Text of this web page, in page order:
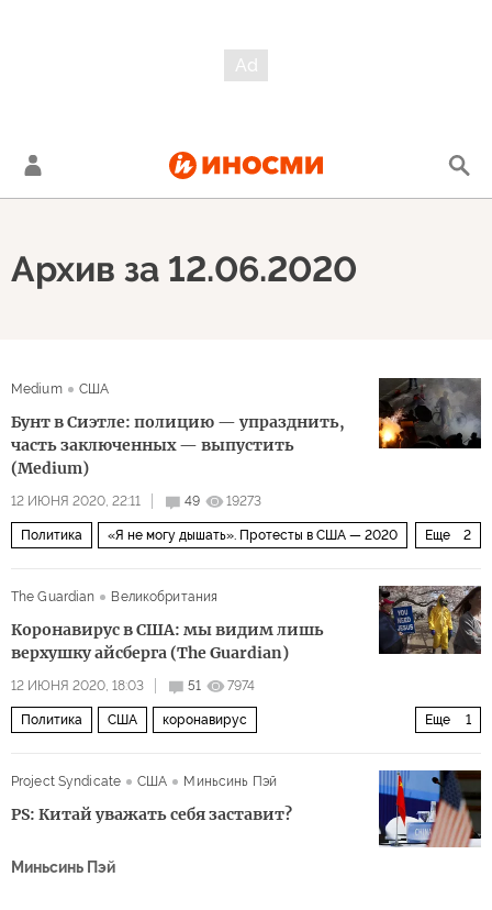
Архив за 12.06.2020
Medium США
Бунт в Сиэтле: полицию — упразднить,
часть заключенных — выпустить
(Medium)
12 ИЮНЯ 2020, 22:11 49 19273
Еще 2
Политика «Я не могу дышать». Протесты в США — 2020
The Guardian
Великобритания
Коронавирус в США: мы видим лишь
верхушку айсберга (The Guardian)
12 ИЮНЯ 2020, 18:03 51 7974
Еще 1
Политика США коронавирус
Project Syndicate
США Миньсинь Пэй
PS: Китай уважать себя заставит?
Миньсинь Пэй